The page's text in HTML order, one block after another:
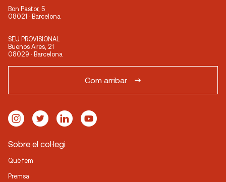
Bon Pastor, 5
08021 · Barcelona
SEU PROVISIONAL
Buenos Aires, 21
08029 · Barcelona
Com arribar
Sobre el col·legi
Què fem
Premsa